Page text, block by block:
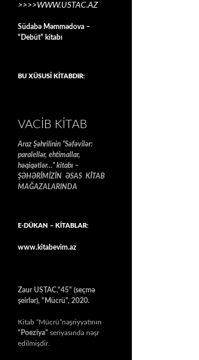
>>>>WWW.USTAC.AZ
Südabə Məmmədova –
“Debüt” kitabı
BU XÜSUSİ KİTABDIR:
VACIB KITAB
Araz Şəhrilinin “Səfəvilər:
paralellər, ehtimallar,
həqiqətlər…” kitabı –
ŞƏHƏRİMİZİN ƏSAS KİTAB
MAĞAZALARINDA
E-DÜKAN – KİTABLAR:
www.kitabevim.az
Zaur USTAC,“45” (seçmə
şeirlər), “Mücrü”, 2020.
Kitab “Mücrü”nəşriyyatının
“Poeziya” seriyasında nəşr
edilmişdir.